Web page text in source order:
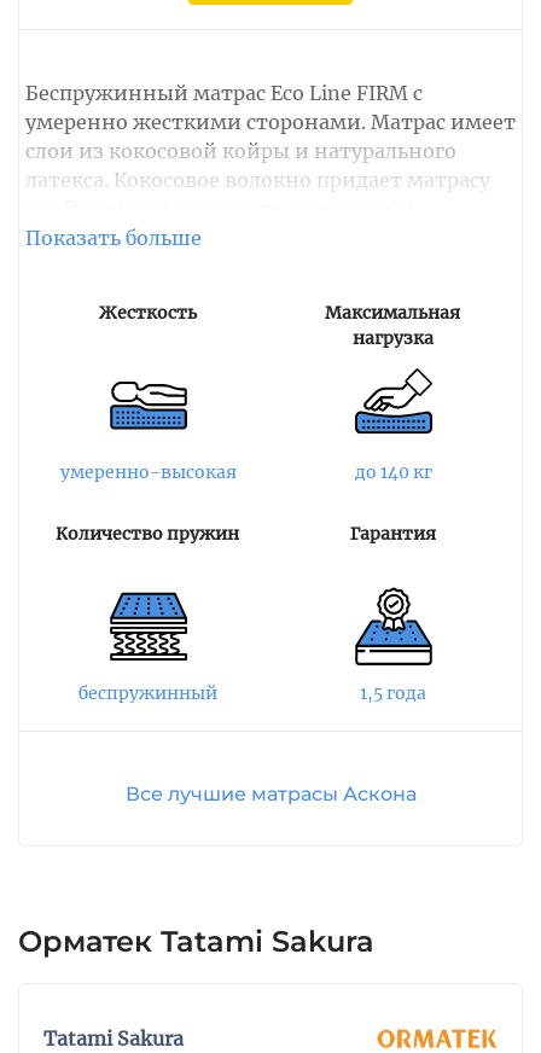
Беспружинный матрас Eco Line FIRM с
умеренно жесткими сторонами. Матрас имеет
слои из кокосовой койры и натурального
латекса. Кокосовое волокно придает матрасу
равномерно распределяет оказываемую
создает качественную анатомическую
поддержку позвоночника. Также латекс
поглощает движения, что благотворно влияет
на качество сна.
Материалы гипоаллергенны и обладают
антибактериальными свойствами,
спального места и обеспечение его свежести.
хлопкового трикотажа, а боковые стороны
выполнены из высококачественного
хлопкового жаккарда. Чехол улучшает
вентиляцию внутренних слоев наполнителя,
Eco Line FIRM разработан по технологии Turn
Жесткость
умеренно-высокая
Максимальная
нагрузка
до 140 кг
Количество пружин
беспружинный
Гарантия
1,5 года
Все лучшие матрасы Аскона
Орматек Tatami Sakura
Tatami Sakura